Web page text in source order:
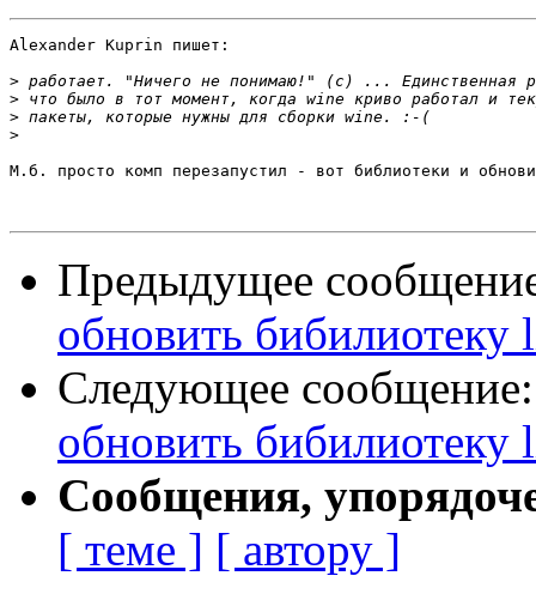
Alexander Kuprin пишет:
>
>
>
>
М.б. просто комп перезапустил - вот библиотеки и
Предыдущее
обновить бибилиотеку
Следующее
обновить бибилиотеку
Сообщения,
[ теме ] [ автору ]